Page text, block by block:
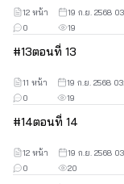
19
0
12 หน้า 19 ก.ย. 2568
#13ตอนที่ 13
19
0
11 หน้า 19 ก.ย. 2568
#14ตอนที่ 14
20
0
12 หน้า 19 ก.ย. 2568